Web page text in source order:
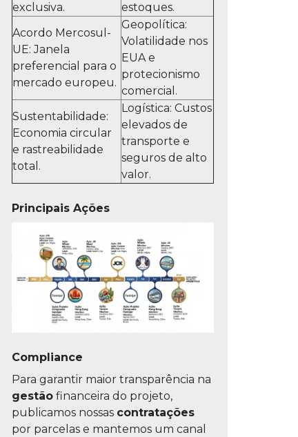
exclusiva.
estoques.
Acordo Mercosul-
UE: Janela
preferencial para o
mercado europeu.
Geopolítica:
Volatilidade nos
EUA e
protecionismo
comercial.
Sustentabilidade:
Economia circular
e rastreabilidade
total.
Logística: Custos
elevados de
transporte e
seguros de alto
valor.
Principais Ações
Compliance
Para garantir maior transparência na
gestãofinanceira do projeto,
publicamos nossas contratações
por parcelas e mantemos um canal